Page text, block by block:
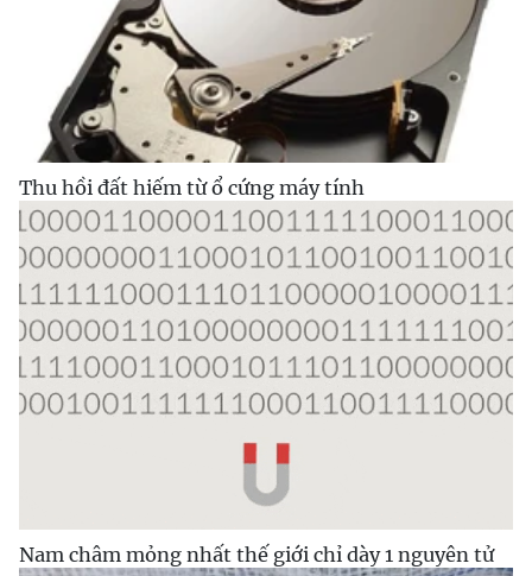
Thu hồi đất hiếm từ ổ cứng máy tính
Nam châm mỏng nhất thế giới chỉ dày 1 nguyên tử